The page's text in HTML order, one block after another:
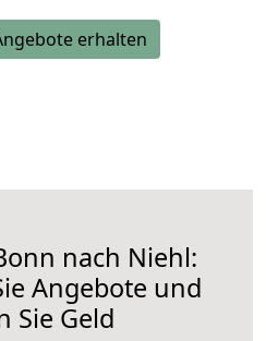
erhalten
nach Niehl:
Angebote und
Sie Geld